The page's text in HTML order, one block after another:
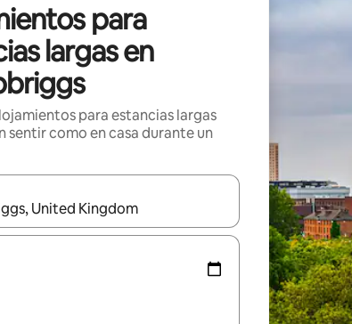
para
largas en
para estancias largas
sentir como en casa durante un
resultados estén disponibles, podrás navegar usando las